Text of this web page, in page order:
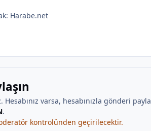
Harabe.net
varsa, hesabınızla gönderi
.
kontrolünden geçirilecektir.